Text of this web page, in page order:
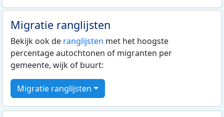
Migratie ranglijsten
Bekijk ook de ranglijsten met het hoogste
percentage autochtonen of migranten per
gemeente, wijk of buurt:
Migratie ranglijsten